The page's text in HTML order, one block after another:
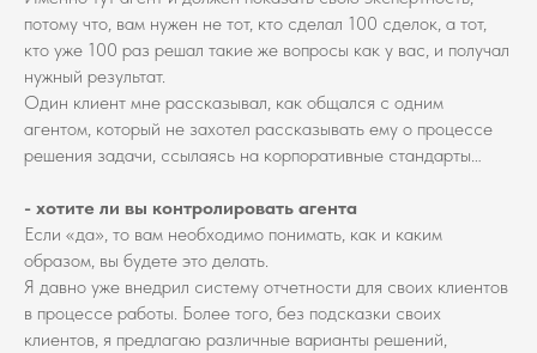
потому что, вам нужен не тот, кто сделал 100 сделок, а тот,
кто уже 100 раз решал такие же вопросы как у вас, и получал
нужный результат.
Один клиент мне рассказывал, как общался с одним
агентом, который не захотел рассказывать ему о процессе
решения задачи, ссылаясь на корпоративные стандарты…
- хотите ли вы контролировать агента
Если «да», то вам необходимо понимать, как и каким
образом, вы будете это делать.
Я давно уже внедрил систему отчетности для своих клиентов
в процессе работы. Более того, без подсказки своих
клиентов, я предлагаю различные варианты решений,